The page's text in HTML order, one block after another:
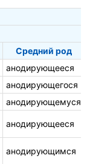
Средний род
анодирующееся
анодирующегося
анодирующемуся
анодирующееся
анодирующимся